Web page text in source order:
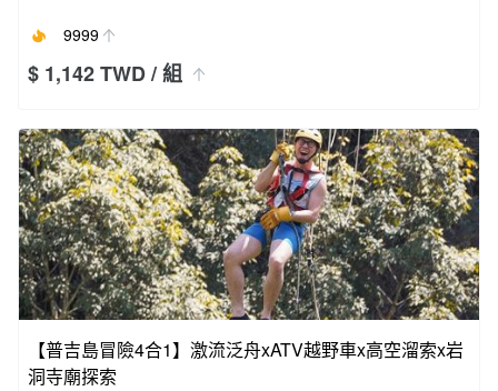
9999
$ 1,142 TWD/ 組
【普吉島冒險4合1】激流泛舟xATV越野車x高空溜索x岩
洞寺廟探索